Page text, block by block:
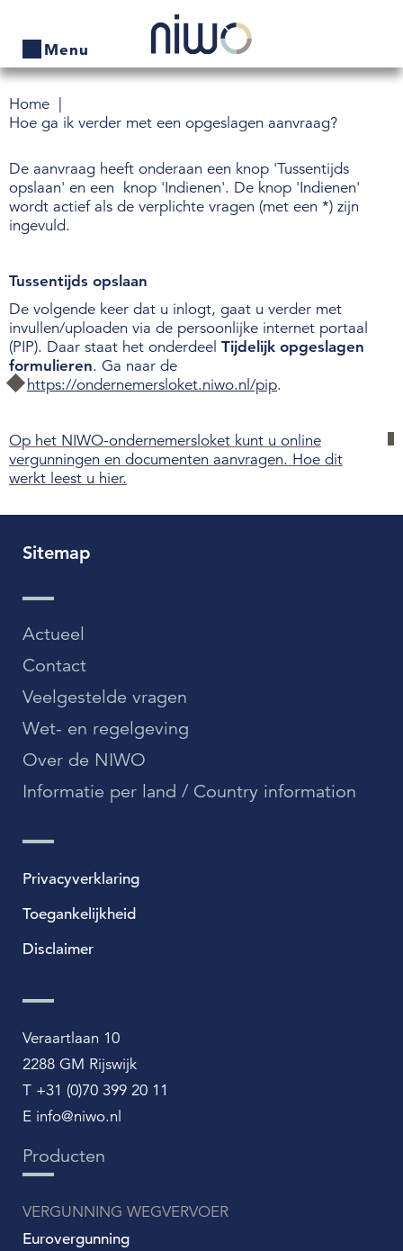
Menu
Home
Bedrijven zoeken
Actueel
Thema's
Contact
Veelgestelde vragen
Wet- en regelgeving
Over de NIWO
Informatie per land / Country information
Over deze website
NIWO
Veraartlaan 10
2288 GM Rijswijk
E info@niwo.nl
Home
Hoe ga ik verder met een opgeslagen aanvraag?
De aanvraag heeft onderaan een knop 'Tussentijds
opslaan' en een
knop 'Indienen'. De knop 'Indienen'
wordt actief als de verplichte vragen (met een *) zijn
ingevuld.
Tussentijds opslaan
De volgende keer dat u inlogt, gaat u verder met
invullen/uploaden via de persoonlijke internet portaal
(PIP). Daar staat het onderdeel Tijdelijk opgeslagen
formulieren. Ga naar de
https://ondernemersloket.niwo.nl/pip.
Op het NIWO-ondernemersloket kunt u online
vergunningen en documenten aanvragen. Hoe dit
werkt leest u hier.
Sitemap
Actueel
Contact
Veelgestelde vragen
Wet- en regelgeving
Over de NIWO
Informatie per land / Country information
Privacyverklaring
Toegankelijkheid
Disclaimer
Veraartlaan 10
2288 GM Rijswijk
T +31 (0)70 399 20 11
E info@niwo.nl
Producten
VERGUNNING WEGVERVOER
Eurovergunning